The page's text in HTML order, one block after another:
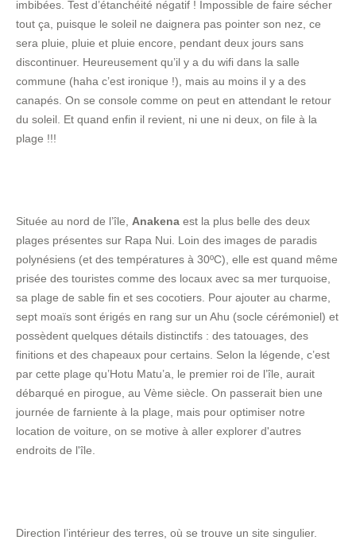
imbibées. Test d’étanchéité négatif ! Impossible de faire sécher
tout ça, puisque le soleil ne daignera pas pointer son nez, ce
sera pluie, pluie et pluie encore, pendant deux jours sans
discontinuer. Heureusement qu’il y a du wifi dans la salle
commune (haha c’est ironique !), mais au moins il y a des
canapés. On se console comme on peut en attendant le retour
du soleil. Et quand enfin il revient, ni une ni deux, on file à la
plage !!!
Située au nord de l’île, Anakena est la plus belle des deux
plages présentes sur Rapa Nui. Loin des images de paradis
polynésiens (et des températures à 30ºC), elle est quand même
prisée des touristes comme des locaux avec sa mer turquoise,
sa plage de sable fin et ses cocotiers. Pour ajouter au charme,
sept moaïs sont érigés en rang sur un Ahu (socle cérémoniel) et
possèdent quelques détails distinctifs : des tatouages, des
finitions et des chapeaux pour certains. Selon la légende, c’est
par cette plage qu’Hotu Matu’a, le premier roi de l’île, aurait
débarqué en pirogue, au Vème siècle. On passerait bien une
journée de farniente à la plage, mais pour optimiser notre
location de voiture, on se motive à aller explorer d'autres
endroits de l'île.
Direction l’intérieur des terres, où se trouve un site singulier.